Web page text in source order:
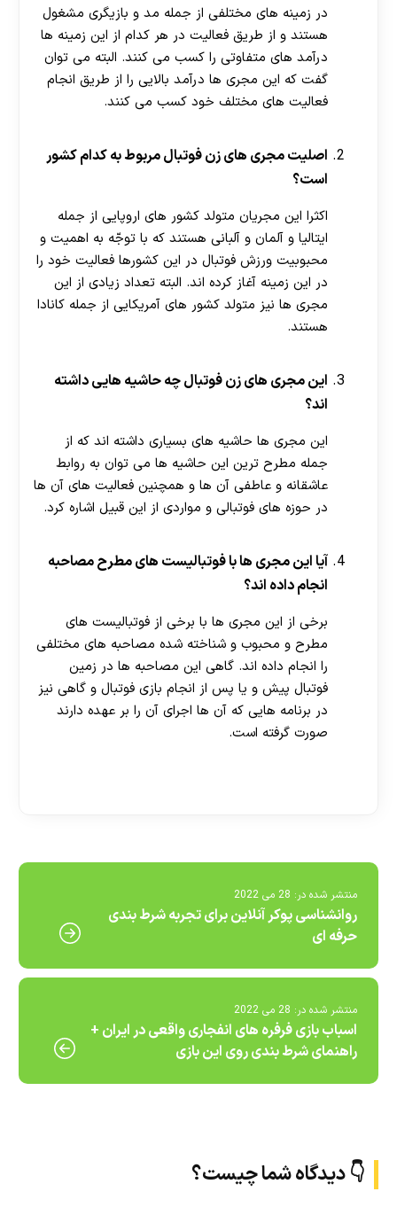
در زمینه های مختلفی از جمله مد و بازیگری مشغول
هستند و از طریق فعالیت در هر کدام از این زمینه ها
درآمد های متفاوتی را کسب می کنند. البته می توان
گفت که این مجری ها درآمد بالایی را از طريق انجام
فعالیت های مختلف خود کسب می کنند.
اصلیت مجری های زن فوتبال مربوط به کدام کشور
است؟
اکثرا این مجریان متولد کشور های اروپایی از جمله
ایتالیا و آلمان و آلبانی هستند که با توجّه به اهمیت و
محبوبیت ورزش فوتبال در این کشورها فعالیت خود را
در این زمینه آغاز کرده اند. البته تعداد زیادی از این
مجری ها نیز متولد کشور های آمریکایی از جمله کانادا
هستند.
این مجری های زن فوتبال چه حاشیه هایی داشته
اند؟
این مجری ها حاشیه های بسیاری داشته اند که از
جمله مطرح ترین این حاشیه ها می توان به روابط
عاشقانه و عاطفی آن ها و همچنین فعالیت های آن ها
در حوزه های فوتبالی و مواردی از این قبیل اشاره کرد.
آیا این مجری ها با فوتبالیست های مطرح مصاحبه
انجام داده اند؟
برخی از این مجری ها با برخی از فوتبالیست های
مطرح و محبوب و شناخته شده مصاحبه های مختلفی
را انجام داده اند. گاهی این مصاحبه ها در زمین
فوتبال پیش و یا پس از انجام بازی فوتبال و گاهی نیز
در برنامه هایی که آن ها اجرای آن را بر عهده دارند
صورت گرفته است.
منتشر شده در: 28 می 2022
روانشناسی پوکر آنلاین برای تجربه شرط بندی
حرفه ای
منتشر شده در: 28 می 2022
اسباب بازی فرفره های انفجاری واقعی در ایران +
راهنمای شرط بندی روی این بازی
👇 دیدگاه شما چیست؟